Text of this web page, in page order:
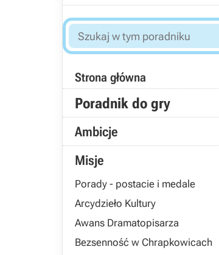
Strona główna
Poradnik do gry
Ambicje
Misje
Porady - postacie i medale
Arcydzieło Kultury
Awans Dramatopisarza
Bezsenność w Chrapkowicach